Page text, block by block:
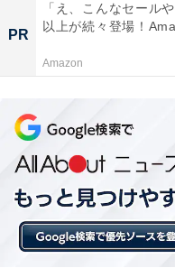
PR
「え、こんなセール
以上が続々登場！
Amazon